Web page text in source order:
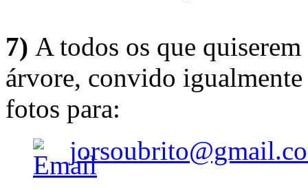
7) A todos os que
árvore, convido
fotos para: